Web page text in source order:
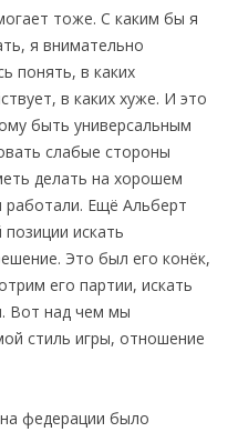
тоже. С каким бы я
я внимательно
понять, в каких
в каких хуже. И это
быть универсальным
слабые стороны
делать на хорошем
Ещё Альберт
искать
Это был его конёк,
его партии, искать
Вот над чем мы
стиль игры, отношение
федерации было